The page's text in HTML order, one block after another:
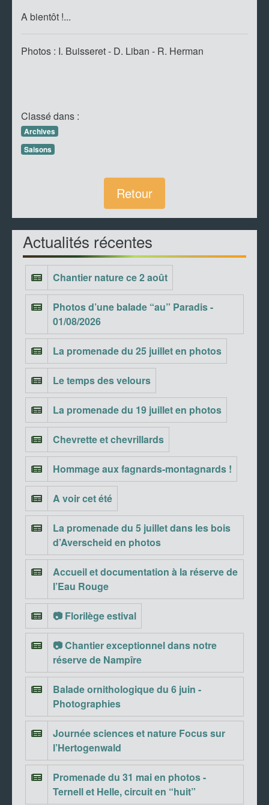
A bientôt !...
Photos : I. Buisseret - D. Liban - R. Herman
Classé dans :
Archives
Saisons
Retour
Actualités récentes
Chantier nature ce 2 août
Photos d’une balade “au” Paradis -
01/08/2026
La promenade du 25 juillet en photos
Le temps des velours
La promenade du 19 juillet en photos
Chevrette et chevrillards
Hommage aux fagnards-montagnards !
A voir cet été
La promenade du 5 juillet dans les bois
d’Averscheid en photos
Accueil et documentation à la réserve de
l’Eau Rouge
📷 Florilège estival
📷 Chantier exceptionnel dans notre
réserve de Nampîre
Balade ornithologique du 6 juin -
Photographies
Journée sciences et nature Focus sur
l’Hertogenwald
Promenade du 31 mai en photos -
Ternell et Helle, circuit en “huit”